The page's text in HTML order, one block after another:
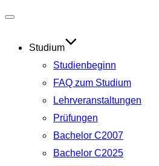
umschalten
Studium
Studienbeginn
FAQ zum Studium
Lehrveranstaltungen
Prüfungen
Bachelor C2007
Bachelor C2025